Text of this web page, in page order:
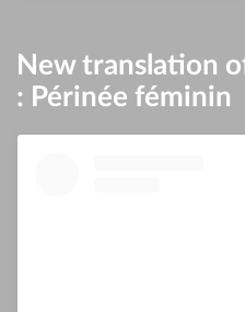
New translation
: Périnée féminin